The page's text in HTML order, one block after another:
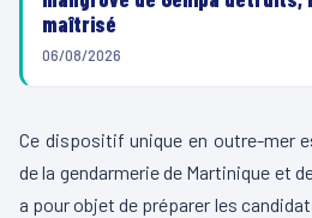
maîtrisé
06/08/2026
Ce dispositif unique en outre-mer
de la gendarmerie de Martinique et
a pour objet de préparer les